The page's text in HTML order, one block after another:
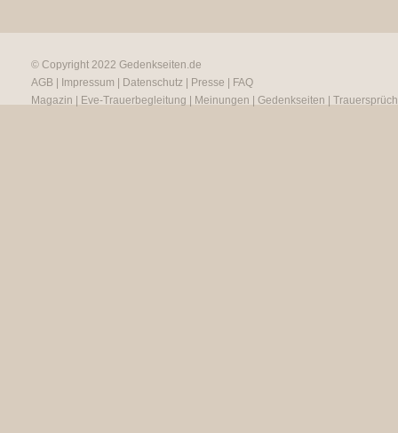
© Copyright 2022 Gedenkseiten.de
AGB
Impressum Datenschutz Presse
FAQ
Magazin
Eve-Trauerbegleitung Meinungen Gedenkseiten